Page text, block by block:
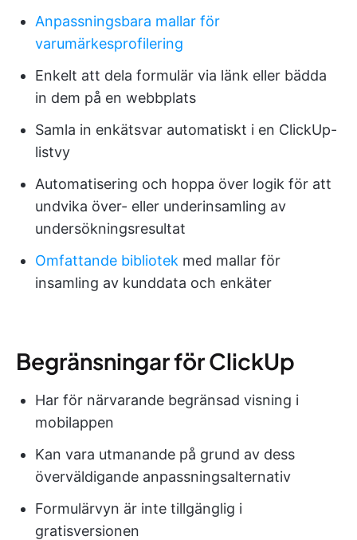
Anpassningsbara mallar för
varumärkesprofilering
Enkelt att dela formulär via länk eller bädda
in dem på en webbplats
Samla in enkätsvar automatiskt i en ClickUp-
listvy
Automatisering och hoppa över logik för att
undvika över- eller underinsamling av
undersökningsresultat
Omfattande bibliotek med mallar för
insamling av kunddata och enkäter
Begränsningar för ClickUp
Har för närvarande begränsad visning i
mobilappen
Kan vara utmanande på grund av dess
överväldigande anpassningsalternativ
Formulärvyn är inte tillgänglig i
gratisversionen